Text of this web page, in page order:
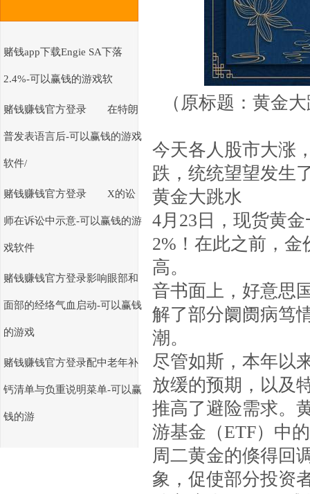
赌钱app下载Engie SA下落
2.4%-可以赢钱的游戏软
赌钱赚钱官方登录 在特朗
普发表语言后-可以赢钱的游戏
软件/
赌钱赚钱官方登录 X的讼
师在诉讼中示意-可以赢钱的游
戏软件
赌钱赚钱官方登录影响眼部和
面部的经络气血启动-可以赢钱
的游戏
赌钱赚钱官方登录配中老年补
钙清单与负重说明菜单-可以赢
钱的游
（原标题：黄金
今天各人股市大涨
跌，统统望望发生
黄金大跳水
4月23日，现货黄
2%！在此之前，金
高。
音书面上，好意思
解了部分阛阓病笃
潮。
尽管如斯，本年以
放缓的预期，以及
推高了避险需求。
游基金（ETF）中
周二黄金的倏得回
象，促使部分投资